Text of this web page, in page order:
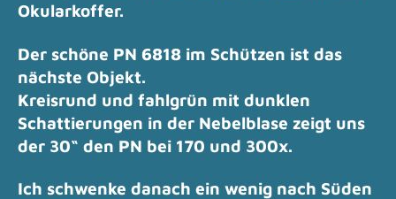
Okularkoffer.
Der schöne PN 6818 im Schützen ist das
nächste Objekt.
Kreisrund und fahlgrün mit dunklen
Schattierungen in der Nebelblase zeigt uns
der 30“ den PN bei 170 und 300x.
Ich schwenke danach ein wenig nach Süden